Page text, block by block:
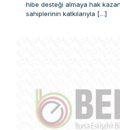
hibe desteği almaya hak
sahiplerinin katkılarıyla […]